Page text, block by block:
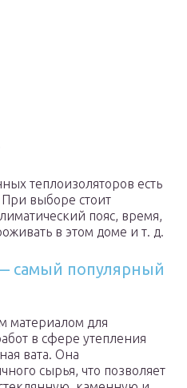
теплоизоляторов есть
выборе стоит
пояс, время,
в этом доме и т. д.
самый популярный
материалом для
в сфере утепления
вата. Она
сырья, что позволяет